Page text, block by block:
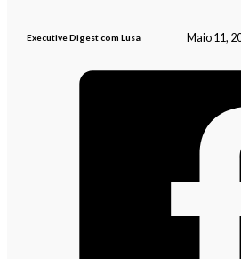
Executive Digest com Lusa Maio 11,